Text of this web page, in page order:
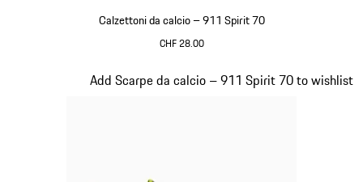
Calzettoni da calcio – 911 Spirit 70
CHF 28.00
Add Scarpe da calcio – 911 Spirit 70 to wishlist
Diapositiva 2 di 8